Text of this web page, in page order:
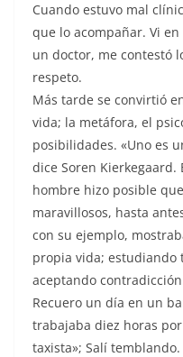
Cuando estuvo mal
que lo acompañar. Vi
un doctor, me contestó
respeto.
Más tarde se convirtió
vida; la metáfora, el
posibilidades. «Uno es
dice Soren
hombre hizo posible
maravillosos, hasta
con su ejemplo,
propia vida; estudiando
aceptando
Recuero un día en un
trabajaba diez horas
taxista»; Salí